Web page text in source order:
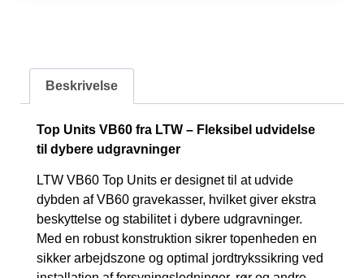
Beskrivelse
Top Units VB60 fra LTW – Fleksibel udvidelse
til dybere udgravninger
LTW VB60 Top Units er designet til at udvide
dybden af VB60 gravekasser, hvilket giver ekstra
beskyttelse og stabilitet i dybere udgravninger.
Med en robust konstruktion sikrer topenheden en
sikker arbejdszone og optimal jordtrykssikring ved